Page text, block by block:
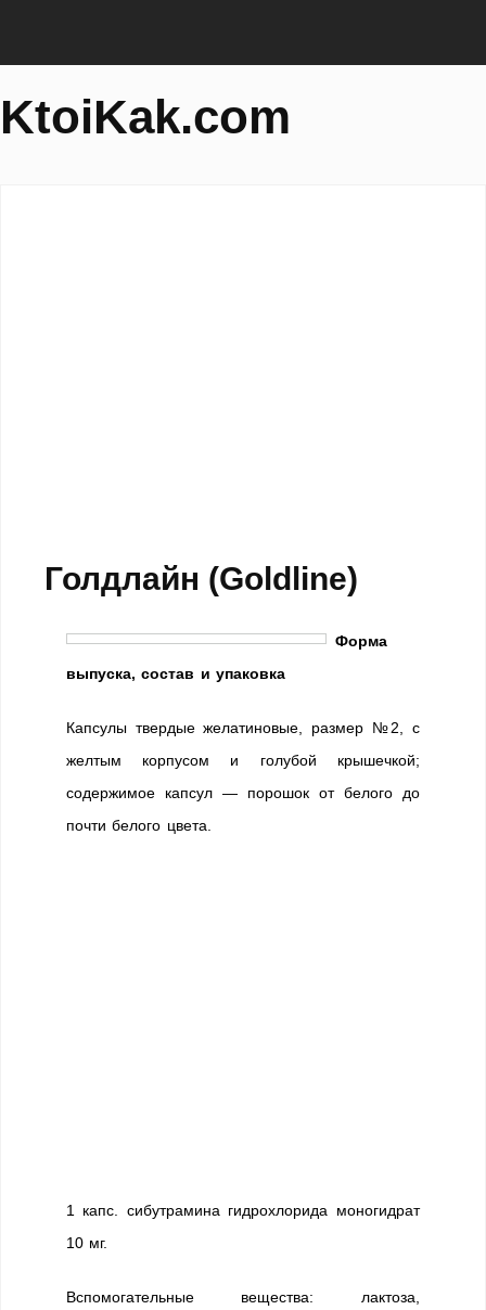
KtoiKak.com
Голдлайн (Goldline)
Форма
выпуска, состав и упаковка
Капсулы твердые желатиновые, размер №2, с
желтым корпусом и голубой крышечкой;
содержимое капсул — порошок от белого до
почти белого цвета.
1 капс. сибутрамина гидрохлорида моногидрат
10 мг.
Вспомогательные вещества: лактоза,